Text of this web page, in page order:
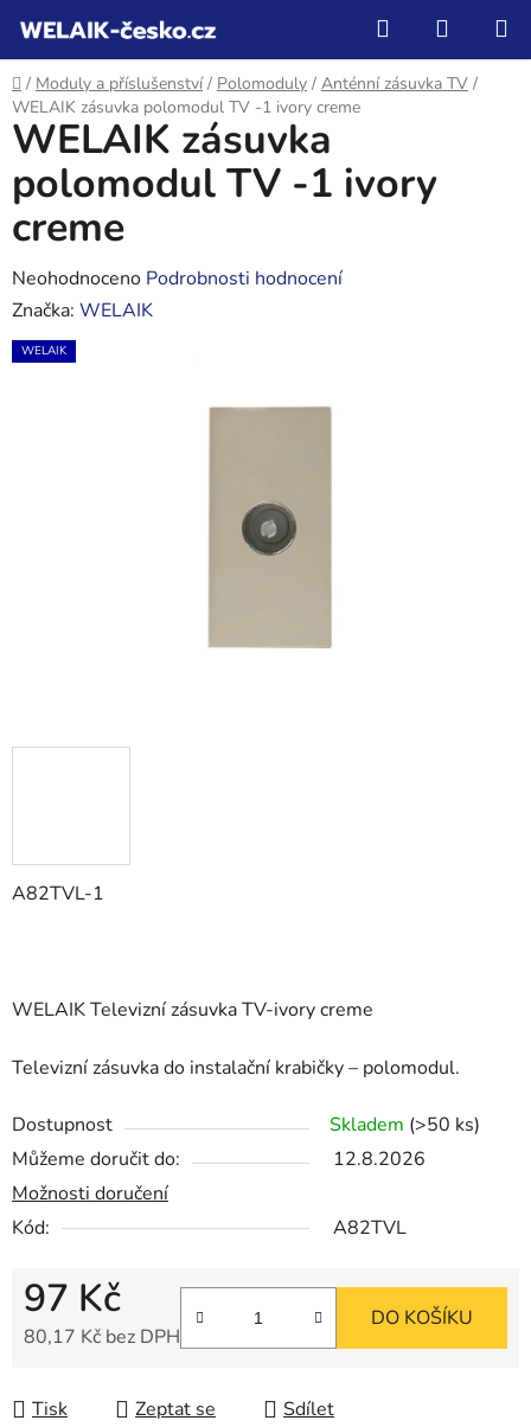
obsah
Hledat
KOŠÍK
Domů
/ Moduly a příslušenství / Polomoduly / Anténní zásuvka TV /
WELAIK zásuvka polomodul TV -1 ivory creme
A82TVL-1
WELAIK Televizní zásuvka TV-ivory creme
Televizní zásuvka do instalační krabičky – polomodul.
Dostupnost Skladem (>50 ks)
Můžeme doručit do:
12.8.2026
Možnosti doručení
Kód:
A82TVL
97 Kč
80,17 Kč bez DPH
DO KOŠÍKU
Tisk Zeptat se Sdílet
WELAIK zásuvka
polomodul TV -1 ivory
creme
Průměrné
hodnocení
produktu
Neohodnoceno Podrobnosti hodnocení
Značka: WELAIK
WELAIK